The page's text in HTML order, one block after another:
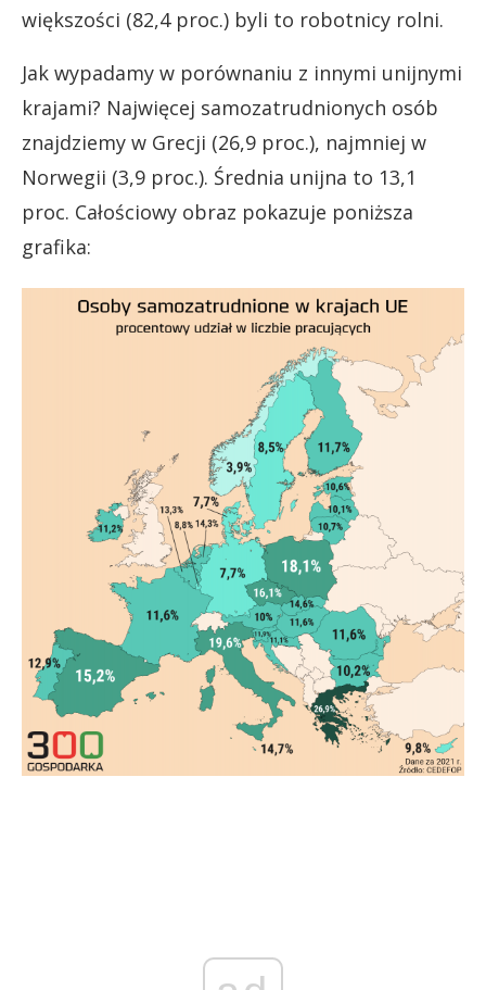
większości (82,4 proc.) byli to robotnicy rolni.
Jak wypadamy w porównaniu z innymi unijnymi
krajami? Najwięcej samozatrudnionych osób
znajdziemy w Grecji (26,9 proc.), najmniej w
Norwegii (3,9 proc.). Średnia unijna to 13,1
proc. Całościowy obraz pokazuje poniższa
grafika: